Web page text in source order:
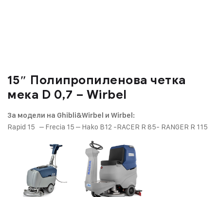
15″ Полипропиленовa четкa
мека D 0,7 – Wirbel
За модели на Ghibli&Wirbel и Wirbel:
Rapid 15 – Frecia 15 – Hako B12 -RACER R 85- RANGER R 115